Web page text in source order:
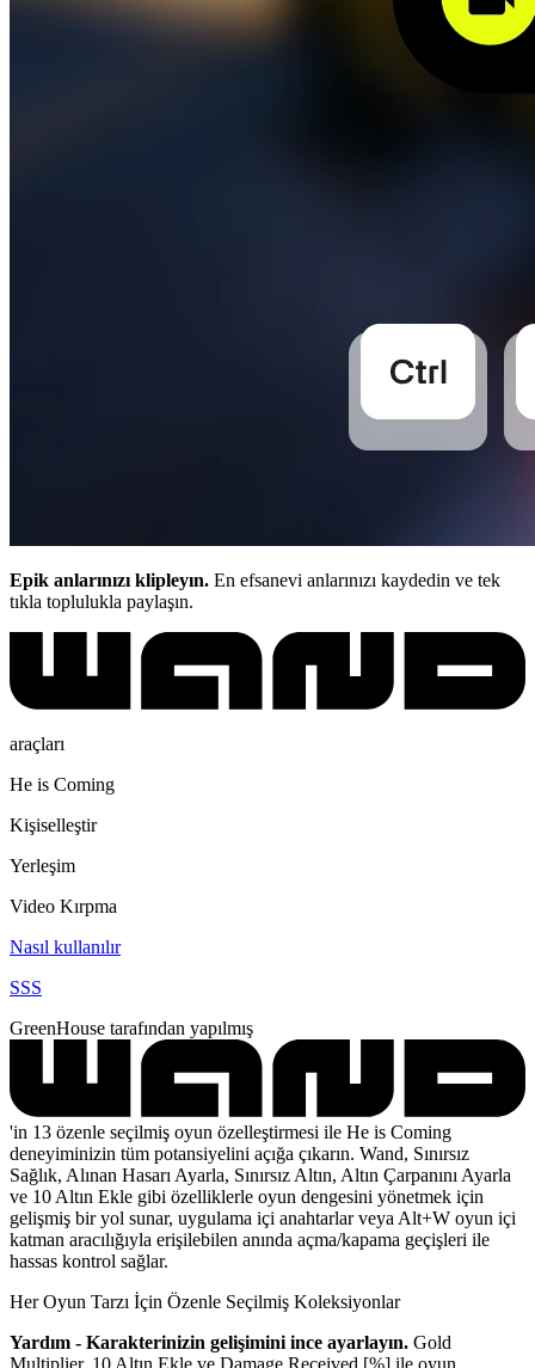
Epik anlarınızı klipleyın. En efsanevi anlarınızı kaydedin ve tek
tıkla toplulukla paylaşın.
araçları
He is Coming
Kişiselleştir
Yerleşim
Video Kırpma
Nasıl kullanılır
SSS
GreenHouse tarafından yapılmış
'in 13 özenle seçilmiş oyun özelleştirmesi ile He is Coming
deneyiminizin tüm potansiyelini açığa çıkarın. Wand, Sınırsız
Sağlık, Alınan Hasarı Ayarla, Sınırsız Altın, Altın Çarpanını Ayarla
ve 10 Altın Ekle gibi özelliklerle oyun dengesini yönetmek için
gelişmiş bir yol sunar, uygulama içi anahtarlar veya Alt+W oyun içi
katman aracılığıyla erişilebilen anında açma/kapama geçişleri ile
hassas kontrol sağlar.
Her Oyun Tarzı İçin Özenle Seçilmiş Koleksiyonlar
Yardım - Karakterinizin gelişimini ince ayarlayın. Gold
Multiplier, 10 Altın Ekle ve Damage Received [%] ile oyun